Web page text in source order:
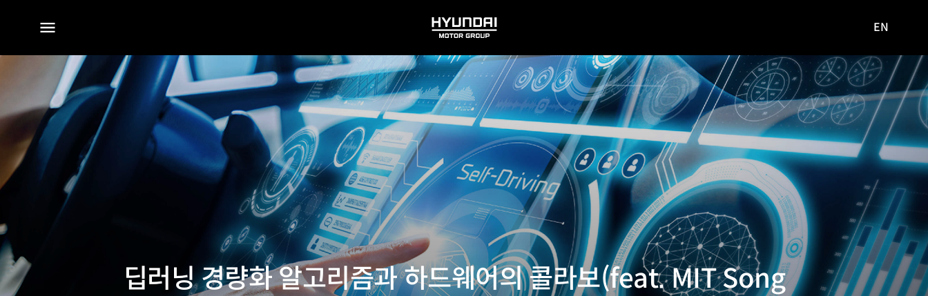
전체
메뉴
HYUNDAI
MOTOR
GROUP
사이트로
이동
EN
딥러닝 경량화 알고리즘과 하드웨어의 콜라보(feat. MIT Song